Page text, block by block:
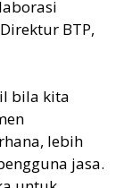
BTP,
bila kita
lebih
jasa.